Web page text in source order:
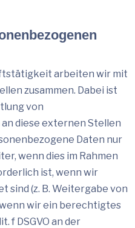
arbeiten wir mit
zusammen. Dabei ist
von
diese externen Stellen
Daten nur
wenn dies im Rahmen
ist, wenn wir
sind (z. B. Weitergabe von
wir ein berechtigtes
f DSGVO an der